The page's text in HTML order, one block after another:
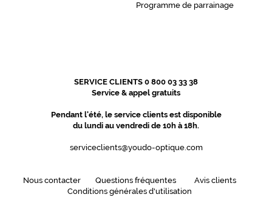
Programme de parrainage
SERVICE CLIENTS 0 800 03 33 38
Service & appel gratuits
Pendant l'été, le service clients est disponible
du lundi au vendredi de 10h à 18h.
serviceclients@youdo-optique.com
Nous contacter Questions fréquentes
Avis clients
Conditions générales d'utilisation